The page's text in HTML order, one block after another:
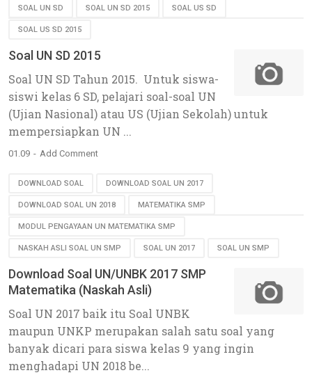
SOAL UN SD SOAL UN SD 2015 SOAL US SD
SOAL US SD 2015
Soal UN SD 2015
Soal UN SD Tahun 2015. Untuk siswa-
siswi kelas 6 SD, pelajari soal-soal UN
(Ujian Nasional) atau US (Ujian Sekolah) untuk
mempersiapkan UN ...
01.09 Add Comment
DOWNLOAD SOAL DOWNLOAD SOAL UN 2017
DOWNLOAD SOAL UN 2018 MATEMATIKA SMP
MODUL PENGAYAAN UN MATEMATIKA SMP
NASKAH ASLI SOAL UN SMP SOAL UN 2017 SOAL UN SMP
Download Soal UN/UNBK 2017 SMP
Matematika (Naskah Asli)
Soal UN 2017 baik itu Soal UNBK
maupun UNKP merupakan salah satu soal yang
banyak dicari para siswa kelas 9 yang ingin
menghadapi UN 2018 be...